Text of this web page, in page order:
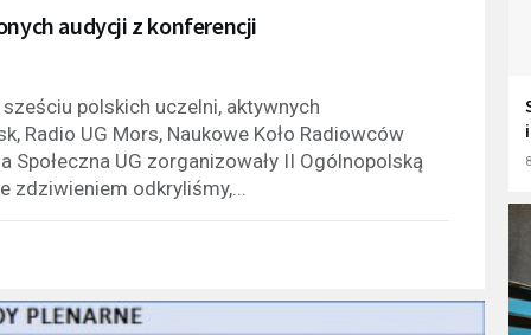
audycji z konferencji
polskich uczelni, aktywnych
Radio UG Mors, Naukowe Koło Radiowców
UG zorganizowały II Ogólnopolską
zdziwieniem odkryliśmy,...